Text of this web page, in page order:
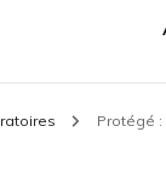
Protégé :